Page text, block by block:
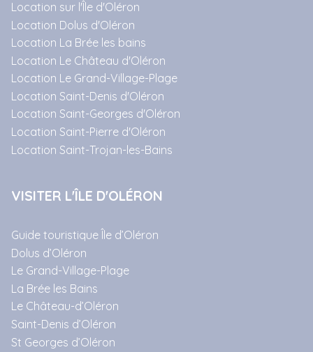
Location sur l'Île d'Oléron
Location Dolus d'Oléron
Location La Brée les bains
Location Le Château d'Oléron
Location Le Grand-Village-Plage
Location Saint-Denis d'Oléron
Location Saint-Georges d'Oléron
Location Saint-Pierre d'Oléron
Location Saint-Trojan-les-Bains
VISITER L'ÎLE D'OLÉRON
Guide touristique Île d’Oléron
Dolus d’Oléron
Le Grand-Village-Plage
La Brée les Bains
Le Château-d’Oléron
Saint-Denis d’Oléron
St Georges d’Oléron